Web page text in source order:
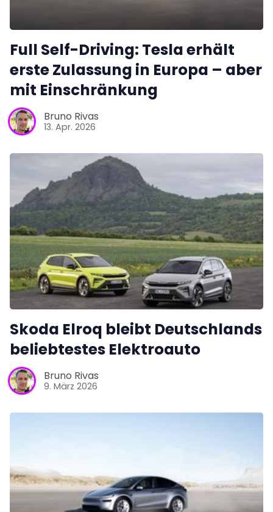
Full Self-Driving: Tesla erhält
erste Zulassung in Europa – aber
mit Einschränkung
Bruno Rivas
13. Apr. 2026
Skoda Elroq bleibt Deutschlands
beliebtestes Elektroauto
Bruno Rivas
9. März 2026